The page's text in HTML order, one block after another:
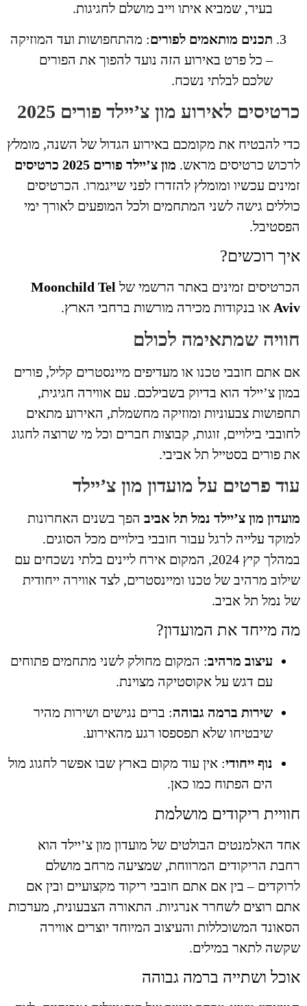
בעיר, שמביא איתו וייב מושלם לחגיגות.
תכנים מותאמים לפורים: מהתחפושות ועד המוזיקה
– כל פרט באירוע הזה נועד להפוך את הפורים
שלכם לבלתי נשכח.
לאירוע מון צ’יילד פורים 2025
להבטיח את מקומכם באירוע הגדול של השנה, מומלץ
כרטיסים מראש.מון צ’יילד פורים 2025 כרטיסים
עכשיו ומומלץ להזדרז לפני שייגמרו. הכרטיסים
גישה לשני המתחמים ולכל המופעים לאורך ימי
רוכשים?
זמינים באתר הרשמי שלMoonchild Tel
או בנקודות מכירה מורשות ברחבי הארץ.
שמתאימה לכולם
אתם חובבי טכנו או מעדיפים מיינסטרים קליל, פורים
צ’יילד הוא בדיוק בשבילכם. עם אווירה חגיגית,
צבעוניות ומוזיקה מחשמלת, האירוע מתאים
בילויים, זוגות, קבוצות חברים וכל מי שרוצה לחגוג
פורים בסטייל תל אביבי.
פרטים על מועדון מון צ’יילד
מון צ’יילד נמל תל אביבהפך בשנים האחרונות
עלייה לרגל עבור חובבי בילויים מכל הסוגים.
במהלך קיץ 2024, המקום אירח ליינים בלתי נשכחים עם
מרהיב של טכנו ומיינסטרים, לצד אווירה ייחודית
נמל תל אביב.
מייחד את המועדון?
עיצוב מרהיב: המקום מחולק לשני מתחמים פתוחים
עם דגש על אקוסטיקה מצוינת.
שירות ברמה גבוהה: ברים נגישים ושירות מהיר
שיבטיחו שלא תפספסו רגע מהאירוע.
נוף ייחודי: אין עוד מקום בארץ שבו אפשר לחגוג מול
הים הפתוח כמו כאן.
ריקודים מושלמת
האלמנטים הבולטים של מועדון מון צ’יילד הוא
הריקודים המרווחת, שמציעה מרחב מושלם
– בין אם אתם חובבי ריקוד מקצועיים ובין אם
רוצים לשחרר אנרגיות. התאורה הצבעונית, מערכות
המשוכללות והעיצוב המיוחד יוצרים אווירה
לתאר במילים.
ושתייה ברמה גבוהה